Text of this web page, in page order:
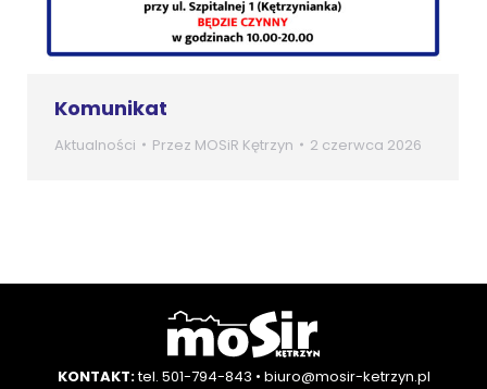
Komunikat
Aktualności Przez MOSiR Kętrzyn 2 czerwca 2026
KONTAKT:tel. 501-794-843 • biuro@mosir-ketrzyn.pl